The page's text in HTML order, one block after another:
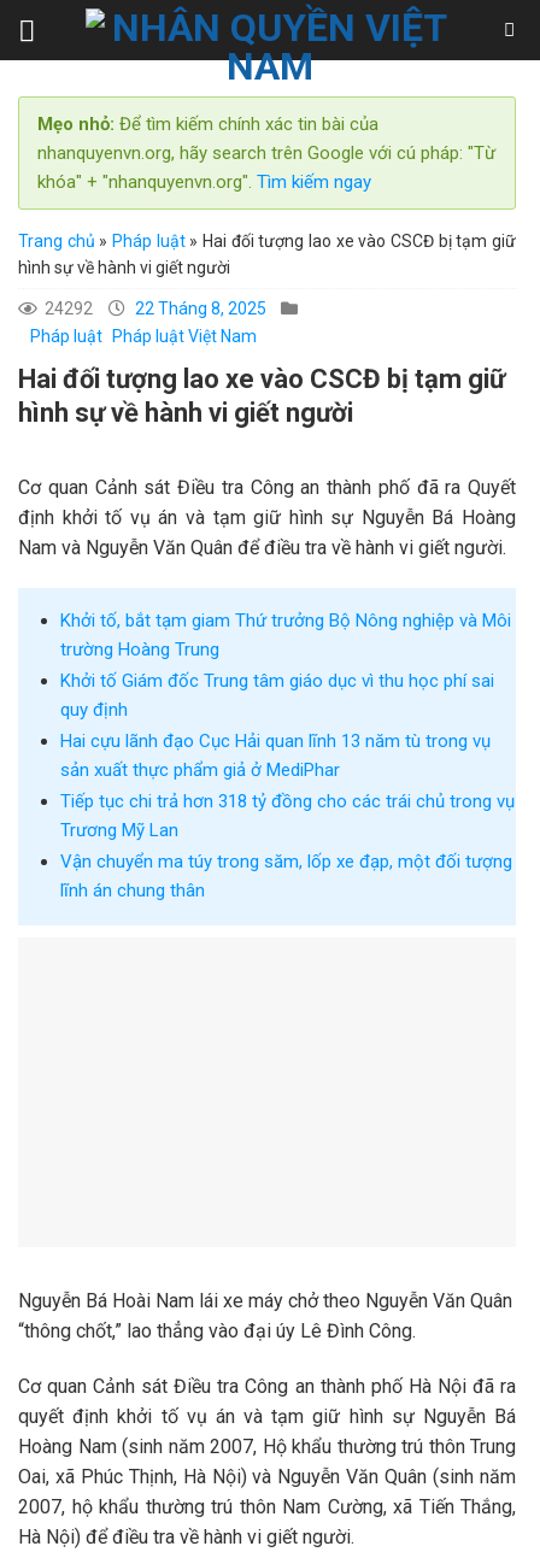
Skip
Mẹo nhỏ: Để tìm kiếm chính xác tin bài của
nhanquyenvn.org, hãy search trên Google với cú pháp: "Từ
khóa" + "nhanquyenvn.org". Tìm kiếm ngay
Trang chủ » Pháp luật» Hai đối tượng lao xe vào CSCĐ bị tạm giữ
hình sự về hành vi giết người
24292
22 Tháng 8, 2025
Pháp luật
Pháp luật Việt Nam
Hai đối tượng lao xe vào CSCĐ bị tạm giữ
hình sự về hành vi giết người
Cơ quan Cảnh sát Điều tra Công an thành phố đã ra Quyết
định khởi tố vụ án và tạm giữ hình sự Nguyễn Bá Hoàng
Nam và Nguyễn Văn Quân để điều tra về hành vi giết người.
Khởi tố, bắt tạm giam Thứ trưởng Bộ Nông nghiệp và Môi
trường Hoàng Trung
Khởi tố Giám đốc Trung tâm giáo dục vì thu học phí sai
quy định
Hai cựu lãnh đạo Cục Hải quan lĩnh 13 năm tù trong vụ
sản xuất thực phẩm giả ở MediPhar
Tiếp tục chi trả hơn 318 tỷ đồng cho các trái chủ trong vụ
Trương Mỹ Lan
Vận chuyển ma túy trong săm, lốp xe đạp, một đối tượng
lĩnh án chung thân
Nguyễn Bá Hoài Nam lái xe máy chở theo Nguyễn Văn Quân
“thông chốt,” lao thẳng vào đại úy Lê Đình Công.
Cơ quan Cảnh sát Điều tra Công an thành phố Hà Nội đã ra
quyết định khởi tố vụ án và tạm giữ hình sự Nguyễn Bá
Hoàng Nam (sinh năm 2007, Hộ khẩu thường trú thôn Trung
Oai, xã Phúc Thịnh, Hà Nội) và Nguyễn Văn Quân (sinh năm
2007, hộ khẩu thường trú thôn Nam Cường, xã Tiến Thắng,
Hà Nội) để điều tra về hành vi giết người.